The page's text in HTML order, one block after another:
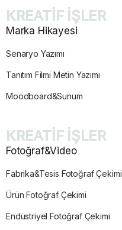
KREATİF İŞLER
Marka Hikayesi
Senaryo Yazımı
Tanıtım Filmi Metin Yazımı
Moodboard&Sunum
KREATİF İŞLER
Fotoğraf&Video
Fabrika&Tesis Fotoğraf Çekimi
Ürün Fotoğraf Çekimi
Endüstriyel Fotoğraf Çekimi